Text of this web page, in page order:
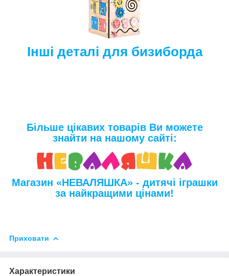
Інші деталі для бизиборда
Більше цікавих товарів Ви можете
знайти на нашому сайті:
Магазин «НЕВАЛЯШКА» - дитячі іграшки
за найкращими цінами!
Приховати
Характеристики